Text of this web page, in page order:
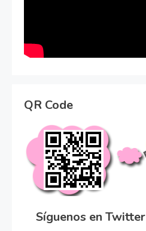
QR Code
Síguenos en Twitter